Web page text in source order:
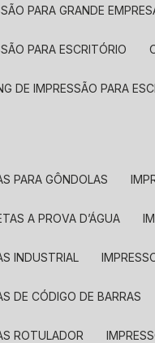
PARA GRANDE
PARA ESCRITÓRIO
DE IMPRESSÃO PARA
PARA GÔNDOLAS
A PROVA D’ÁGUA
INDUSTRIAL
DE CÓDIGO DE BARRAS
ROTULADOR